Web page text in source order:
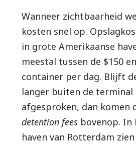
Wanneer zichtbaarheid
kosten snel op.
in grote Amerikaanse
meestal tussen de $150
container per dag. Blijft
langer buiten de terminal
afgesproken, dan komen
detention feesbovenop. In
haven van Rotterdam